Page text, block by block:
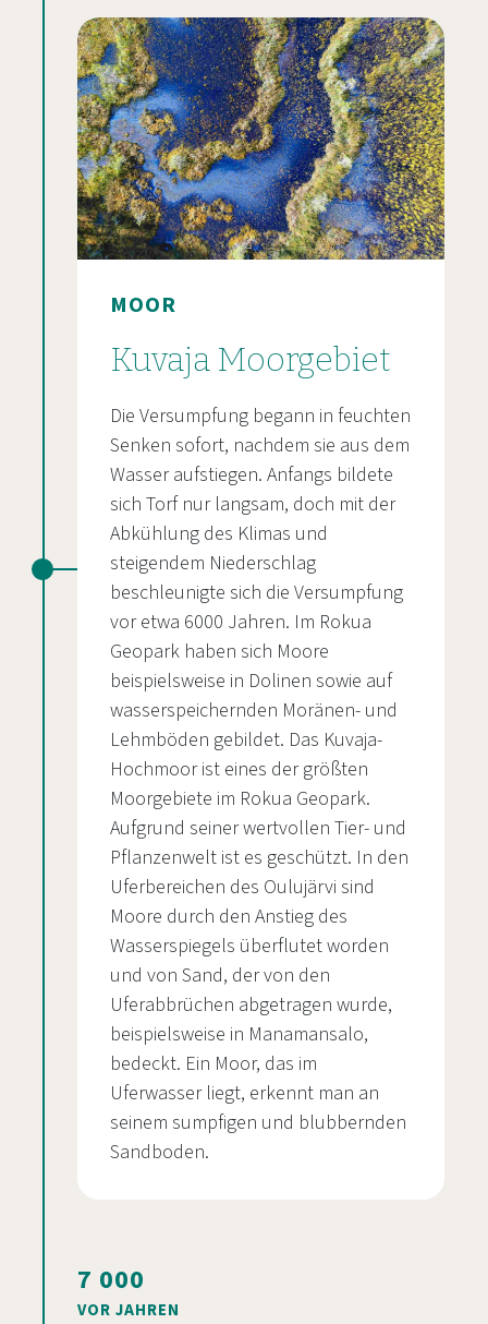
MOOR
Kuvaja Moorgebiet
Die Versumpfung begann in feuchten
Senken sofort, nachdem sie aus dem
Wasser aufstiegen. Anfangs bildete
sich Torf nur langsam, doch mit der
Abkühlung des Klimas und
steigendem Niederschlag
beschleunigte sich die Versumpfung
vor etwa 6000 Jahren. Im Rokua
Geopark haben sich Moore
beispielsweise in Dolinen sowie auf
wasserspeichernden Moränen- und
Lehmböden gebildet. Das Kuvaja-
Hochmoor ist eines der größten
Moorgebiete im Rokua Geopark.
Aufgrund seiner wertvollen Tier- und
Pflanzenwelt ist es geschützt. In den
Uferbereichen des Oulujärvi sind
Moore durch den Anstieg des
Wasserspiegels überflutet worden
und von Sand, der von den
Uferabbrüchen abgetragen wurde,
beispielsweise in Manamansalo,
bedeckt. Ein Moor, das im
Uferwasser liegt, erkennt man an
seinem sumpfigen und blubbernden
Sandboden.
7 000
VOR JAHREN